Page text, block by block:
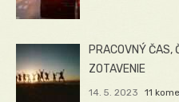
PRACOVNÝ ČAS,
ZOTAVENIE
14. 5. 2023 11